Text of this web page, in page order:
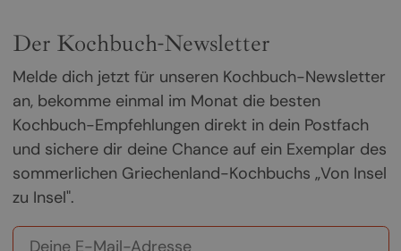
Der Kochbuch-Newsletter
Melde dich jetzt für unseren Kochbuch-Newsletter
an, bekomme einmal im Monat die besten
Kochbuch-Empfehlungen direkt in dein Postfach
und sichere dir deine Chance auf ein Exemplar des
sommerlichen Griechenland-Kochbuchs „Von Insel
zu Insel".